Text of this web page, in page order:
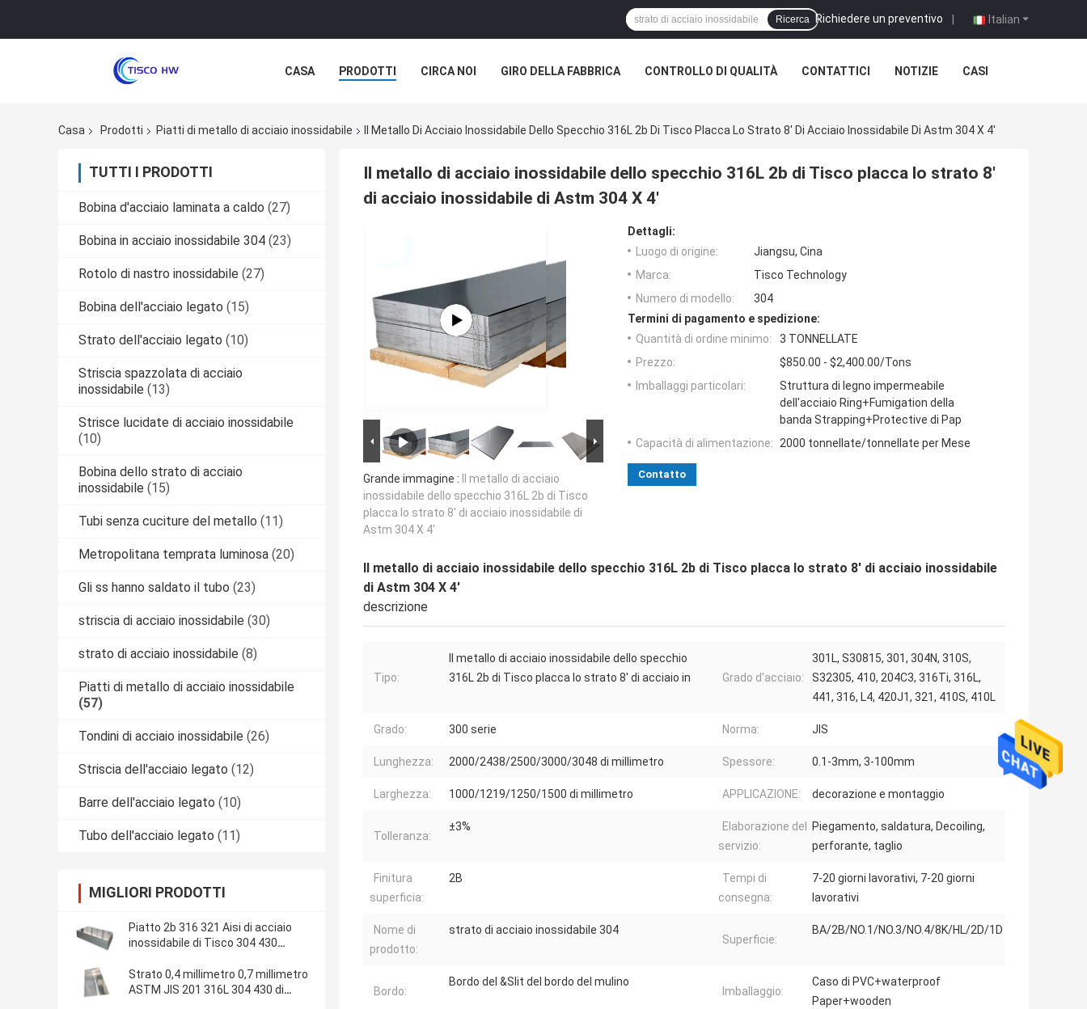
Italian
Richiedere un preventivo |
Ricerca
CASA PRODOTTI CIRCA NOI GIRO DELLA FABBRICA CONTROLLO DI QUALITÀ CONTATTICI NOTIZIE CASI
Casa Prodotti Piatti di metallo di acciaio inossidabile Il Metallo Di Acciaio Inossidabile Dello Specchio 316L 2b Di Tisco Placca Lo Strato 8' Di Acciaio Inossidabile Di Astm 304 X 4'
TUTTI I PRODOTTI
Bobina d'acciaio laminata a caldo (27)
Bobina in acciaio inossidabile 304 (23)
Rotolo di nastro inossidabile (27)
Bobina dell'acciaio legato (15)
Strato dell'acciaio legato (10)
Striscia spazzolata di acciaio
inossidabile (13)
Strisce lucidate di acciaio inossidabile
(10)
Bobina dello strato di acciaio
inossidabile (15)
Tubi senza cuciture del metallo (11)
Metropolitana temprata luminosa (20)
Gli ss hanno saldato il tubo (23)
striscia di acciaio inossidabile (30)
strato di acciaio inossidabile (8)
Piatti di metallo di acciaio inossidabile
(57)
Tondini di acciaio inossidabile (26)
Striscia dell'acciaio legato (12)
Barre dell'acciaio legato (10)
Tubo dell'acciaio legato (11)
MIGLIORI PRODOTTI
Piatto 2b 316 321 Aisi di acciaio
inossidabile di Tisco 304 430
Strato 0,4 millimetro 0,7 millimetro
ASTM JIS 201 316L 304 430 di
Il metallo di acciaio inossidabile dello specchio 316L 2b di Tisco placca lo strato 8'
di acciaio inossidabile di Astm 304 X 4'
Grande immagine :
Il metallo di acciaio
inossidabile dello specchio 316L 2b di Tisco
placca lo strato 8' di acciaio inossidabile di
Astm 304 X 4'
Dettagli:
Luogo di origine:
Jiangsu, Cina
Marca:
Tisco Technology
Numero di modello:
304
Termini di pagamento e spedizione:
Quantità di ordine minimo:
3 TONNELLATE
Prezzo:
$850.00 - $2,400.00/Tons
Imballaggi particolari:
Struttura di legno impermeabile
dell'acciaio Ring+Fumigation della
banda Strapping+Protective di Pap
Capacità di alimentazione: 2000 tonnellate/tonnellate per Mese
Contatto
Il metallo di acciaio inossidabile dello specchio 316L 2b di Tisco placca lo strato 8' di acciaio inossidabile
di Astm 304 X 4'
descrizione
Tipo:
Il metallo di acciaio inossidabile dello specchio
316L 2b di Tisco placca lo strato 8' di acciaio in
Grado d'acciaio:
301L, S30815, 301, 304N, 310S,
S32305, 410, 204C3, 316Ti, 316L,
441, 316, L4, 420J1, 321, 410S, 410L
Grado: 300 serie Norma: JIS
Lunghezza: 2000/2438/2500/3000/3048 di millimetro Spessore: 0.1-3mm, 3-100mm
Larghezza: 1000/1219/1250/1500 di millimetro APPLICAZIONE: decorazione e montaggio
Tolleranza:
±3%
Elaborazione del
servizio:
Piegamento, saldatura, Decoiling,
perforante, taglio
Finitura
superficia:
2B
Tempi di
consegna:
7-20 giorni lavorativi, 7-20 giorni
lavorativi
Nome di
prodotto:
strato di acciaio inossidabile 304
Superficie:
BA/2B/NO.1/NO.3/NO.4/8K/HL/2D/1D
Bordo:
Bordo del &Slit del bordo del mulino
Imballaggio:
Caso di PVC+waterproof
Paper+wooden